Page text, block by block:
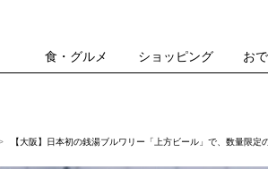
食・グルメ ショッピング お
【大阪】日本初の銭湯ブルワリー「上方ビール」で、数量限定